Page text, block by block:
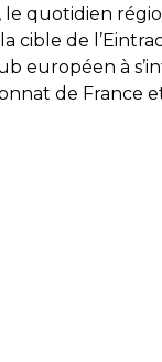
le quotidien
cible de
européen à
de France